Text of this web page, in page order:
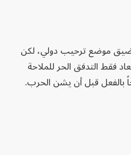
موضع ترحيب دولي، لكن
فقط التدفق الحر للملاحة
بالفعل قبل أن يشن الحرب.